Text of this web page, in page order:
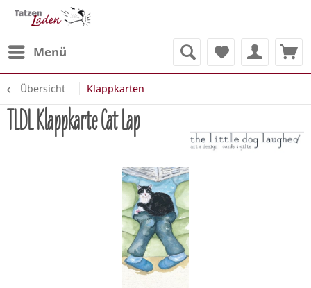
Menü
Übersicht Klappkarten
TLDL Klappkarte Cat Lap